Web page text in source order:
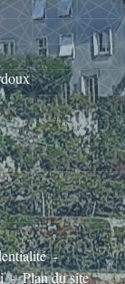
-
- Plan du site